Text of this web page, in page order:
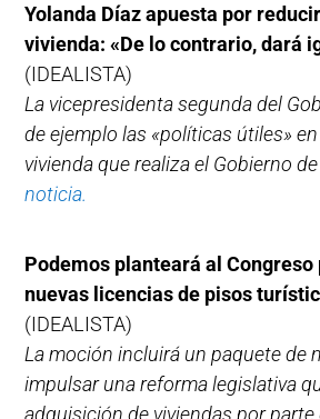
Yolanda Díaz apuesta por
vivienda: «De lo contrario, dará
(IDEALISTA)
La vicepresidenta segunda del
de ejemplo las «políticas útiles»
vivienda que realiza el Gobierno de
noticia.
Podemos planteará al
nuevas licencias de pisos
(IDEALISTA)
La moción incluirá un paquete de
impulsar una reforma legislativa
adquisición de viviendas por parte